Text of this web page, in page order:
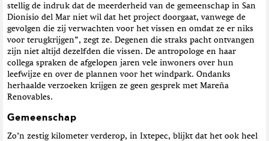
stellig de indruk dat de meerderheid van de gemeenschap in San
Dionisio del Mar niet wil dat het project doorgaat, vanwege de
gevolgen die zij verwachten voor het vissen en omdat ze er niks
voor terugkrijgen”, zegt ze. Degenen die straks pacht ontvangen
zijn niet altijd dezelfden die vissen. De antropologe en haar
collega spraken de afgelopen jaren vele inwoners over hun
leefwijze en over de plannen voor het windpark. Ondanks
herhaalde verzoeken krijgen ze geen gesprek met Mareña
Renovables.
Gemeenschap
Zo’n zestig kilometer verderop, in Ixtepec, blijkt dat het ook heel